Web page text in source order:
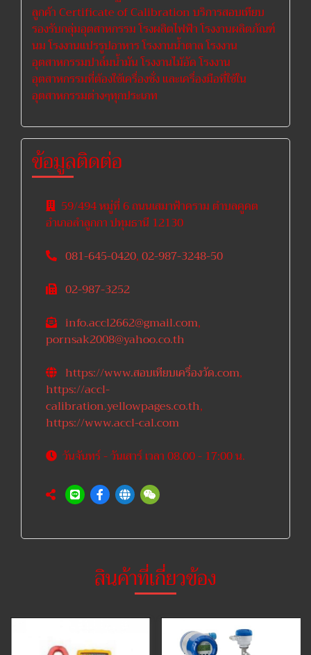
ลูกค้า Certificate of Calibration บริการสอบเทียบ
รองรับกลุ่มอุตสาหกรรม โรงผลิตไฟฟ้า โรงงานผลิตภัณฑ์
นม โรงงานแปรรูปอาหาร โรงงานน้ำตาล โรงงาน
อุตสาหกรรมปาล์มน้ำมัน โรงงานไม้อัด โรงงาน
อุตสาหกรรมที่ต้องใช้เครื่องชั่ง และเครื่องมือที่ใช้ใน
อุตสาหกรรมต่างๆทุกประเภท
ข้อมูลติดต่อ
59/494 หมู่ที่ 6 ถนนเสมาฟ้าคราม ตำบลคูคต
อำเภอลำลูกกา ปทุมธานี 12130
081-645-0420,02-987-3248-50
02-987-3252
info.accl2662@gmail.com,
pornsak2008@yahoo.co.th
https://www.สอบเทียบเครื่องวัด.com,
https://accl-
calibration.yellowpages.co.th,
https://www.accl-cal.com
วันจันทร์ - วันเสาร์ เวลา 08.00 - 17:00 น.
สินค้าที่เกี่ยวข้อง